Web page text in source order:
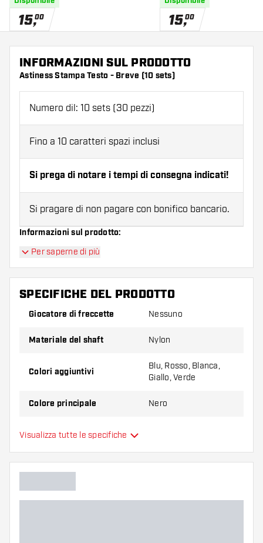
15,00 15,00
INFORMAZIONI SUL PRODOTTO
Astiness Stampa Testo - Breve (10 sets)
Numero dil: 10 sets (30 pezzi)
Fino a 10 caratteri spazi inclusi
Si prega di notare i tempi di consegna indicati!
Si pragare di non pagare con bonifico bancario.
Informazioni sul prodotto:
Short 35 mm
Inbetween
Medium 48 mm
Fai attenzione:Ritorno astiness è possibile solo in caso di
difetto di fabbricazione. Gli alberi possono rompersi
Per saperne di più
SPECIFICHE DEL PRODOTTO
Giocatore di freccette Nessuno
Materiale del shaft Nylon
Colori aggiuntivi
Blu, Rosso, Blanca,
Giallo, Verde
Colore principale Nero
Misura shaft
Lunghezza shaft
Visualizza tutte le specifiche